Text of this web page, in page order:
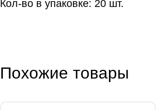
Кол-во в упаковке: 20 шт.
Похожие товары